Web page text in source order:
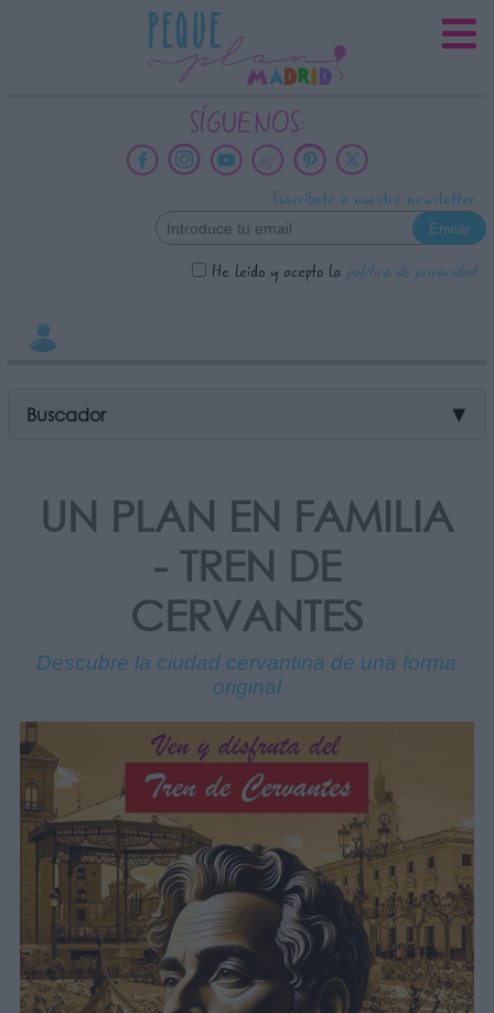
SÍGUENOS:
Suscríbete a nuestra newsletter
He leído y acepto la política de privacidad
Buscador ▼
UN PLAN EN FAMILIA
- TREN DE
CERVANTES
Descubre la ciudad cervantina de una forma
original
INFORMACION SOBRE LA
PROTECCIÓN DE TUS DATOS
Datos tratados:
Información adicional